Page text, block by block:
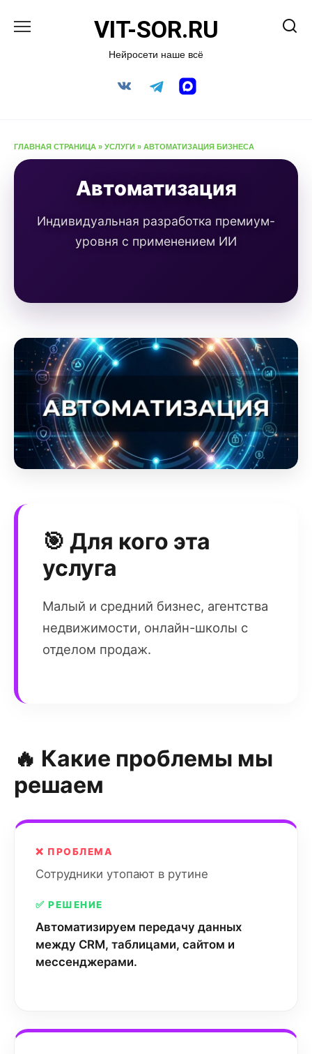
VIT-SOR.RU
Нейросети наше всё
ГЛАВНАЯ СТРАНИЦА » УСЛУГИ » АВТОМАТИЗАЦИЯ БИЗНЕСА
Автоматизация
Индивидуальная разработка премиум-
уровня с применением ИИ
🎯 Для кого эта
услуга
Малый и средний бизнес, агентства
недвижимости, онлайн-школы с
отделом продаж.
🔥 Какие проблемы мы
решаем
❌ ПРОБЛЕМА
Сотрудники утопают в рутине
✅ РЕШЕНИЕ
Автоматизируем передачу данных
между CRM, таблицами, сайтом и
мессенджерами.